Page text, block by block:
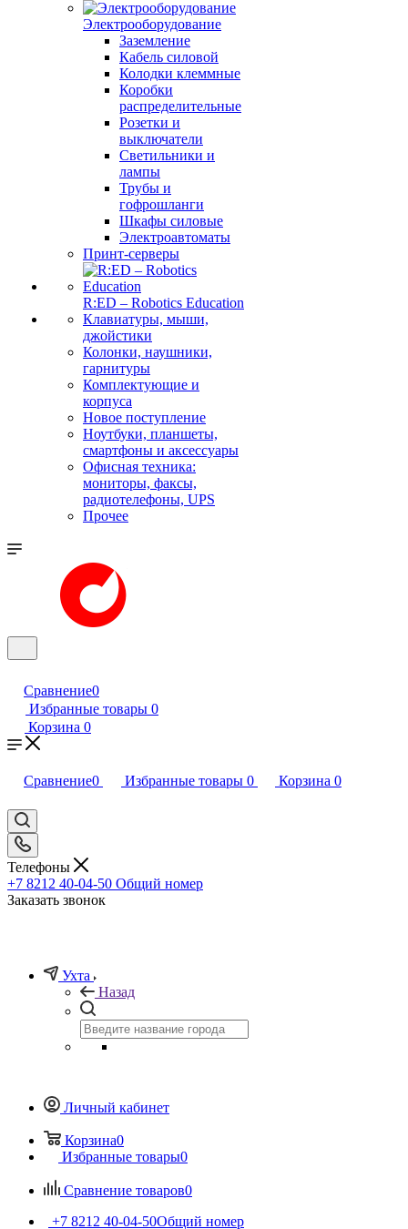
Электрооборудование
Заземление
Кабель силовой
Колодки клеммные
Коробки
распределительные
Розетки и
выключатели
Светильники и
лампы
Трубы и
гофрошланги
Шкафы силовые
Электроавтоматы
Принт-серверы
R:ED – Robotics Education
Клавиатуры, мыши,
джойстики
Колонки, наушники,
гарнитуры
Комплектующие и
корпуса
Новое поступление
Ноутбуки, планшеты,
смартфоны и аксессуары
Офисная техника:
мониторы, факсы,
радиотелефоны, UPS
Прочее
Сравнение0
Избранные товары 0
Корзина 0
Сравнение0 Избранные товары 0 Корзина 0
Телефоны
+7 8212 40-04-50 Общий номер
Заказать звонок
Ухта
Назад
Личный кабинет
Корзина0
Избранные товары0
Сравнение товаров0
+7 8212 40-04-50Общий номер